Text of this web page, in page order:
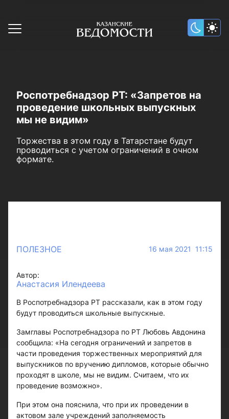
Роспотребнадзор РТ: «Запретов на
проведение школьных выпускных
мы не видим»
Торжества в этом году в Татарстане будут
проводиться с учетом ограничений в очном
формате.
ПОЛЕЗНОЕ 16 мая 2021 11:15
Автор:
Анастасия Илендеева
В Роспотребнадзора РТ рассказали, как в этом году
будут проводиться школьные выпускные.
Замглавы Роспотребнадзора по РТ Любовь Авдонина
сообщила: «На сегодня ограничений и запретов в
части проведения торжественных мероприятий для
выпускников по вручению дипломов, которые обычно
проходят в школе, мы не видим. Считаем, что их
проведение возможно».
При этом она пояснила, что при их проведении в
актовом зале учреждений заполняемость